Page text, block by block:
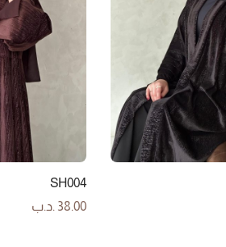
SH004
38.00 .د.ب